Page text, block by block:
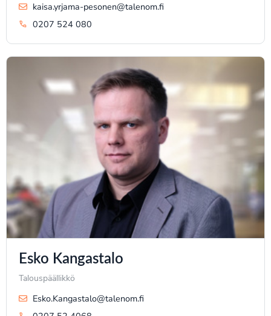
kaisa.yrjama-pesonen@talenom.fi
0207 524 080
Esko Kangastalo
Talouspäällikkö
Esko.Kangastalo@talenom.fi